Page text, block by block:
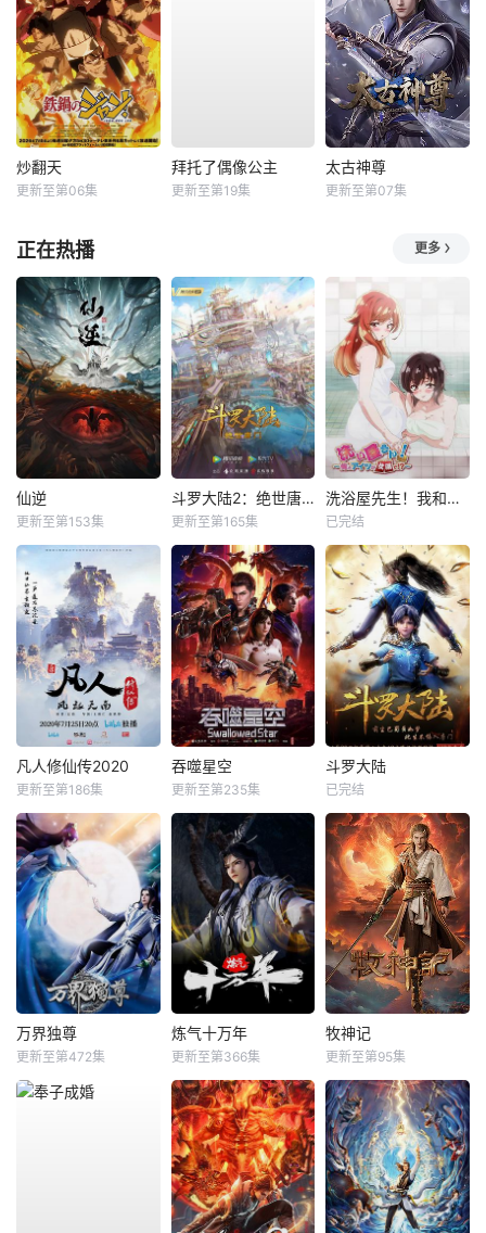
炒翻天
更新至第06集
拜托了偶像公主
更新至第19集
太古神尊
更新至第07集
正在热播 更多
仙逆
更新至第153集
斗罗大陆2：绝世唐门
更新至第165集
洗浴屋先生！我和那家伙在女浴池！？
已完结
凡人修仙传2020
更新至第186集
吞噬星空
更新至第235集
斗罗大陆
已完结
万界独尊
更新至第472集
炼气十万年
更新至第366集
牧神记
更新至第95集